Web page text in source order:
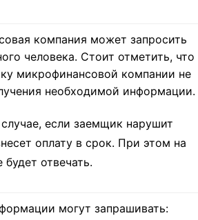
компания может запросить
человека. Стоит отметить, что
микрофинансовой компании не
необходимой информации.
если заемщик нарушит
оплату в срок. При этом на
отвечать.
могут запрашивать: